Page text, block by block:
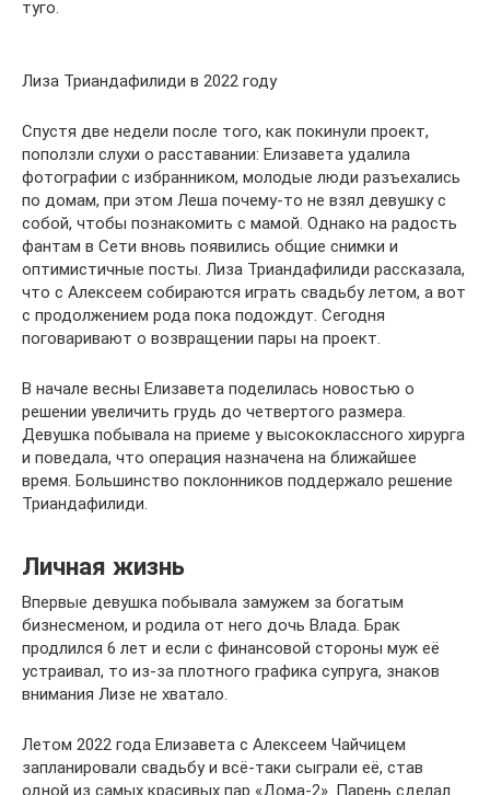
туго.
Лиза Триандафилиди в 2022 году
Спустя две недели после того, как покинули проект,
поползли слухи о расставании: Елизавета удалила
фотографии с избранником, молодые люди разъехались
по домам, при этом Леша почему-то не взял девушку с
собой, чтобы познакомить с мамой. Однако на радость
фантам в Сети вновь появились общие снимки и
оптимистичные посты. Лиза Триандафилиди рассказала,
что с Алексеем собираются играть свадьбу летом, а вот
с продолжением рода пока подождут. Сегодня
поговаривают о возвращении пары на проект.
В начале весны Елизавета поделилась новостью о
решении увеличить грудь до четвертого размера.
Девушка побывала на приеме у высококлассного хирурга
и поведала, что операция назначена на ближайшее
время. Большинство поклонников поддержало решение
Триандафилиди.
Личная жизнь
Впервые девушка побывала замужем за богатым
бизнесменом, и родила от него дочь Влада. Брак
продлился 6 лет и если с финансовой стороны муж её
устраивал, то из-за плотного графика супруга, знаков
внимания Лизе не хватало.
Летом 2022 года Елизавета с Алексеем Чайчицем
запланировали свадьбу и всё-таки сыграли её, став
одной из самых красивых пар «Дома-2». Парень сделал